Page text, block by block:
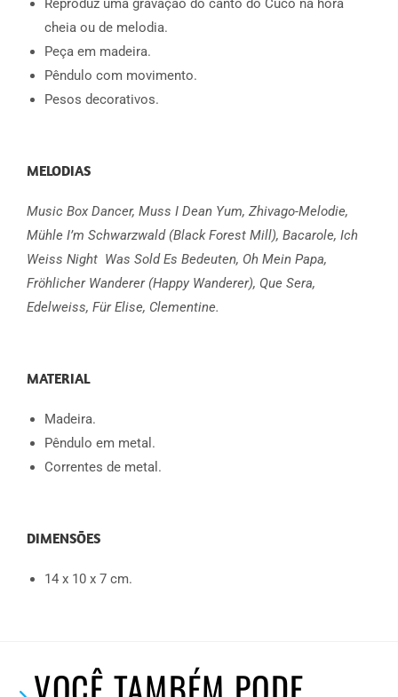
cheia ou de melodia.
Peça em madeira.
Pêndulo com movimento.
Pesos decorativos.
MELODIAS
Music Box Dancer, Muss I Dean Yum, Zhivago-Melodie,
Mühle I’m Schwarzwald (Black Forest Mill), Bacarole, Ich
Weiss Night Was Sold Es Bedeuten, Oh Mein Papa,
Fröhlicher Wanderer (Happy Wanderer), Que Sera,
Edelweiss, Für Elise, Clementine.
MATERIAL
Madeira.
Pêndulo em metal.
Correntes de metal.
DIMENSÕES
14 x 10 x 7 cm.